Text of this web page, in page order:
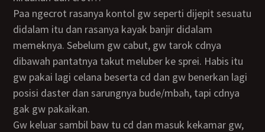
Paa ngecrot rasanya kontol gw seperti dijepit sesuatu
didalam itu dan rasanya kayak banjir didalam
memeknya. Sebelum gw cabut, gw tarok cdnya
dibawah pantatnya takut meluber ke sprei. Habis itu
gw pakai lagi celana beserta cd dan gw benerkan lagi
posisi daster dan sarungnya bude/mbah, tapi cdnya
gak gw pakaikan.
Gw keluar sambil baw tu cd dan masuk kekamar gw,